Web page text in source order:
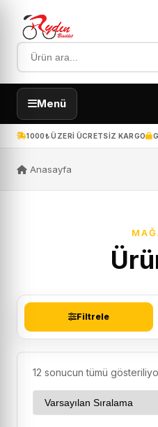
Menü
1000₺ ÜZERI ÜCRETSIZ KARGO
Anasayfa
Filtrele
12 sonucun tümü